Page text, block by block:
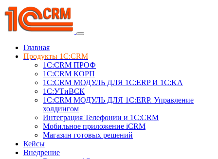
Главная
Продукты 1C:CRM
1С:CRM ПРОФ
1С:CRM КОРП
1С:CRM МОДУЛЬ ДЛЯ 1C:ERP И 1C:KA
1C:УТиВСК
1С:CRM МОДУЛЬ ДЛЯ 1C:ERP. Управление
холдингом
Интеграция Телефонии и 1C:CRM
Мобильное приложение iCRM
Магазин готовых решений
Кейсы
Внедрение